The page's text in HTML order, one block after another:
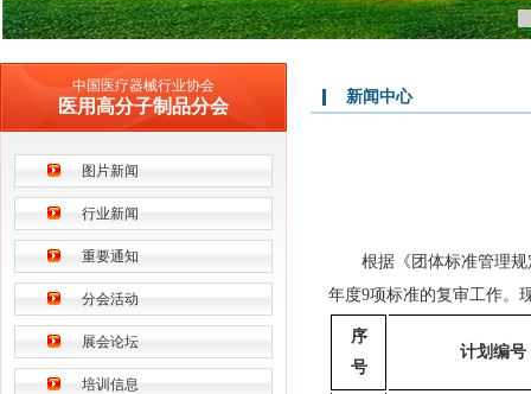
中国医疗器械行业协会
医用高分子制品分会
图片新闻
行业新闻
重要通知
分会活动
展会论坛
培训信息
新闻中心
根据《团体标准管理
年度9项标准的复审工作。
序
号
计划编号